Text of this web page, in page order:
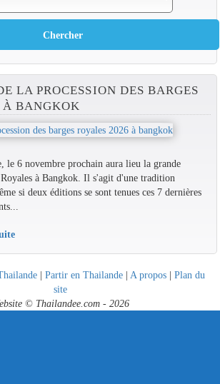
LA PROCESSION DES BARGES
À BANGKOK
le 6 novembre prochain aura lieu la grande
Royales à Bangkok. Il s'agit d'une tradition
si deux éditions se sont tenues ces 7 dernières
| Partir en Thailande | A propos | Plan du
site
© Thailandee.com - 2026